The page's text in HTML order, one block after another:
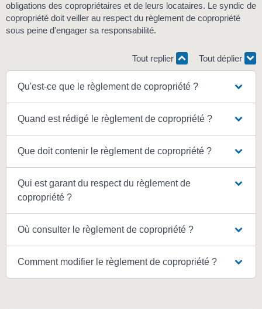
obligations des copropriétaires et de leurs locataires. Le syndic de
copropriété doit veiller au respect du règlement de copropriété
sous peine d'engager sa responsabilité.
Tout replier Tout déplier
Qu'est-ce que le règlement de copropriété ?
Quand est rédigé le règlement de copropriété ?
Que doit contenir le règlement de copropriété ?
Qui est garant du respect du règlement de
copropriété ?
Où consulter le règlement de copropriété ?
Comment modifier le règlement de copropriété ?